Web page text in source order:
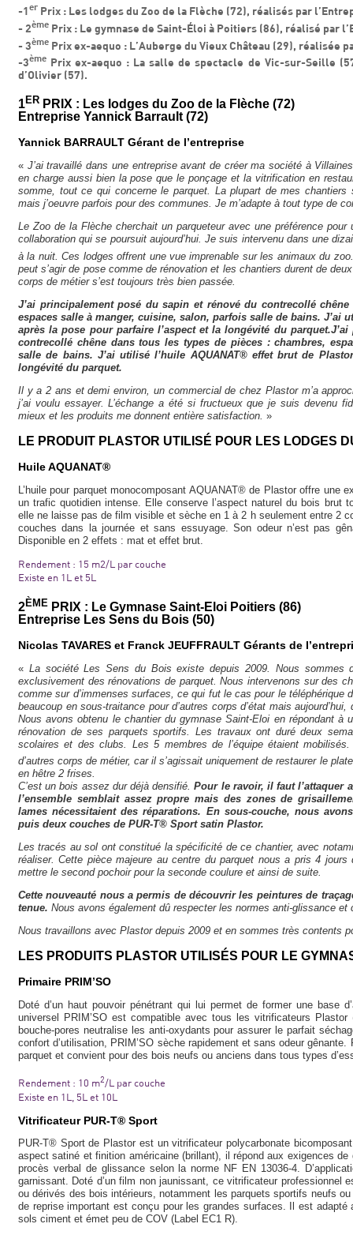
-1er Prix : Les lodges du Zoo de la Flèche (72), réalisés par
- 2ème Prix : Le gymnase de Saint-Éloi à Poitiers (86), réalisé par
- 3ème Prix ex-aequo : L’Auberge du Vieux Château (29), réalisée
-3ème Prix ex-aequo : La salle de spectacle de Vic-sur-Seille
d’Olivier (57).
1ER PRIX : Les lodges du Zoo de la Flèche (72)
Entreprise Yannick Barrault (72)
Yannick BARRAULT Gérant de l’entreprise
« J’ai travaillé dans une entreprise avant de créer ma société à
en charge aussi bien la pose que le ponçage et la vitrification en
somme, tout ce qui concerne le parquet. La plupart de mes chantiers
mais j’oeuvre parfois pour des communes. Je m’adapte à tout type de
Le Zoo de la Flèche cherchait un parqueteur avec une préférence
collaboration qui se poursuit aujourd’hui. Je suis intervenu dans une
à la nuit. Ces lodges offrent une vue imprenable sur les animaux du
peut s’agir de pose comme de rénovation et les chantiers durent de
corps de métier s’est toujours très bien passée.
J’ai principalement posé du sapin et rénové du contrecollé
espaces salle à manger, cuisine, salon, parfois salle de bains. J’ai
après la pose pour parfaire l’aspect et la longévité du
contrecollé chêne dans tous les types de pièces : chambres,
salle de bains. J’ai utilisé l’huile AQUANAT® effet brut de
longévité du parquet.
Il y a 2 ans et demi environ, un commercial de chez Plastor m’a
j’ai voulu essayer. L’échange a été si fructueux que je suis devenu
mieux et les produits me donnent entière satisfaction. »
LE PRODUIT PLASTOR UTILISÉ POUR LES LODGES
Huile AQUANAT®
L’huile pour parquet monocomposant AQUANAT® de Plastor offre une
un trafic quotidien intense. Elle conserve l’aspect naturel du bois brut
elle ne laisse pas de film visible et sèche en 1 à 2 h seulement entre 2
couches dans la journée et sans essuyage. Son odeur n’est pas
Disponible en 2 effets : mat et effet brut.
Rendement : 15 m2/L par couche
Existe en 1L et 5L
2ÈME PRIX : Le Gymnase Saint-Eloi Poitiers (86)
Entreprise Les Sens du Bois (50)
Nicolas TAVARES et Franck JEUFFRAULT Gérants de
« La société Les Sens du Bois existe depuis 2009. Nous sommes
exclusivement des rénovations de parquet. Nous intervenons sur des
comme sur d’immenses surfaces, ce qui fut le cas pour le téléphérique
beaucoup en sous-traitance pour d’autres corps d’état mais
Nous avons obtenu le chantier du gymnase Saint-Eloi en répondant à
rénovation de ses parquets sportifs. Les travaux ont duré deux
scolaires et des clubs. Les 5 membres de l’équipe étaient
d’autres corps de métier, car il s’agissait uniquement de restaurer le
en hêtre 2 frises.
C’est un bois assez dur déjà densifié. Pour le ravoir, il faut l’attaquer
l’ensemble semblait assez propre mais des zones de
lames nécessitaient des réparations. En sous-couche, nous
puis deux couches de PUR-T® Sport satin Plastor.
Les tracés au sol ont constitué la spécificité de ce chantier, avec
réaliser. Cette pièce majeure au centre du parquet nous a pris 4
mettre le second pochoir pour la seconde coulure et ainsi de suite.
Cette nouveauté nous a permis de découvrir les peintures de
tenue. Nous avons également dû respecter les normes anti-glissance
Nous travaillons avec Plastor depuis 2009 et en sommes très contents
LES PRODUITS PLASTOR UTILISÉS POUR LE
Primaire PRIM’SO
Doté d’un haut pouvoir pénétrant qui lui permet de former une base
universel PRIM’SO est compatible avec tous les vitrificateurs
bouche-pores neutralise les anti-oxydants pour assurer le parfait
confort d’utilisation, PRIM’SO sèche rapidement et sans odeur
parquet et convient pour des bois neufs ou anciens dans tous types
Rendement : 10 m2/L par couche
Existe en 1L, 5L et 10L
Vitrificateur PUR-T® Sport
PUR-T® Sport de Plastor est un vitrificateur polycarbonate
aspect satiné et finition américaine (brillant), il répond aux exigences
procès verbal de glissance selon la norme NF EN 13036-4.
garnissant. Doté d’un film non jaunissant, ce vitrificateur professionnel
ou dérivés des bois intérieurs, notamment les parquets sportifs neufs
de reprise important est conçu pour les grandes surfaces. Il est
sols ciment et émet peu de COV (Label EC1 R).